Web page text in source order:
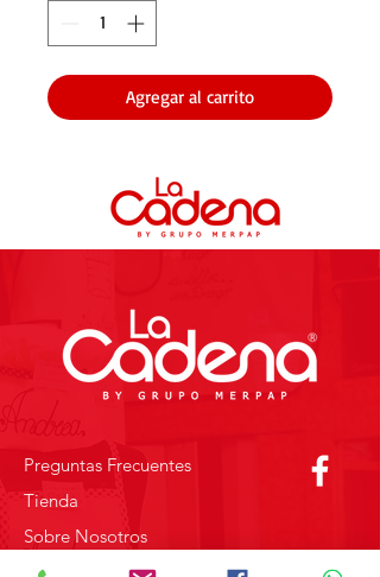
Agregar al carrito
Preguntas Frecuentes
Tienda
Sobre Nosotros
Contacto